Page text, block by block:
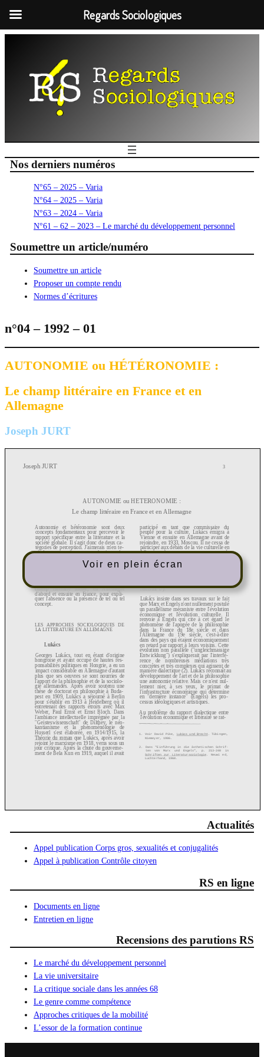
Nos derniers numéros
N°65 – 2025 – Varia
N°64 – 2025 – Varia
N°63 – 2024 – Varia
N°61 – 62 – 2023 – Le marché du développement personnel
Soumettre un article/numéro
Soumettre un article
Proposer un compte rendu
Normes d’écritures
n°04 – 1992 – 01
AUTONOMIE ou HÉTÉRONOMIE :
Le champ littéraire en France et en
Allemagne
Joseph JURT
Voir en plein écran
Actualités
Appel publication Corps gros, sexualités et conjugalités
Appel à publication Contrôle citoyen
RS en ligne
Documents en ligne
Entretien en ligne
Recensions des parutions RS
Le marché du développement personnel
La vie universitaire
La critique sociale dans les années 68
Le genre comme compétence
Approches critiques de la mobilité
L’essor de la formation continue
Regards Sociologiques